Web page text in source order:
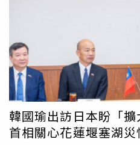
數，詳細資料待財政委員會整
國防部並未在有保留案須至院
安韌性特別預算案」之提案，
再收案。財政委員會收案彙整
門參考，俾利10月15日（星
一份支持都至關重要。我們已
Pay、Apple Pay及信用卡等
鬆、安全地傳達。
韓國瑜出訪日本盼「
首相關心花蓮堰塞湖災